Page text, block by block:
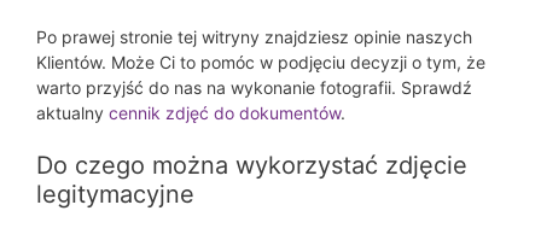
Po prawej stronie tej witryny znajdziesz opinie naszych
Klientów. Może Ci to pomóc w podjęciu decyzji o tym, że
warto przyjść do nas na wykonanie fotografii. Sprawdź
aktualny cennik zdjęć do dokumentów.
Do czego można wykorzystać zdjęcie
legitymacyjne